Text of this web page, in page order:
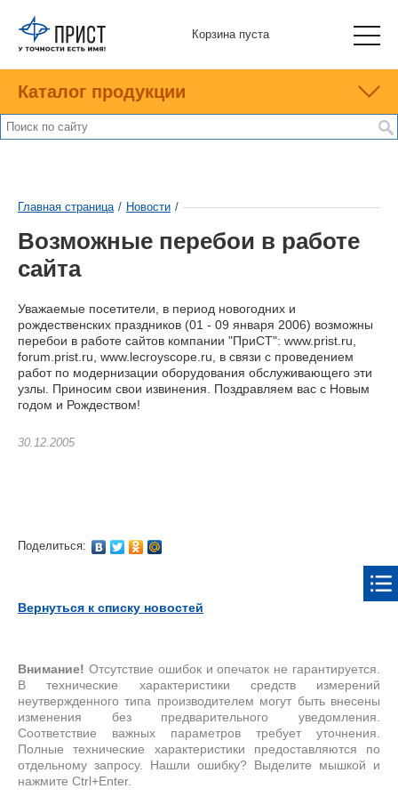
Корзина пуста
Каталог продукции
Главная страница / Новости /
Возможные перебои в работе
сайта
Уважаемые посетители, в период новогодних и
рождественских праздников (01 - 09 января 2006) возможны
перебои в работе сайтов компании "ПриСТ": www.prist.ru,
forum.prist.ru, www.lecroyscope.ru, в связи с проведением
работ по модернизации оборудования обслуживающего эти
узлы. Приносим свои извинения. Поздравляем вас с Новым
годом и Рождеством!
30.12.2005
Поделиться:
Вернуться к списку новостей
Внимание! Отсутствие ошибок и опечаток не гарантируется.
В технические характеристики средств измерений
неутвержденного типа производителем могут быть внесены
изменения без предварительного уведомления.
Соответствие важных параметров требует уточнения.
Полные технические характеристики предоставляются по
отдельному запросу. Нашли ошибку? Выделите мышкой и
нажмите Ctrl+Enter.